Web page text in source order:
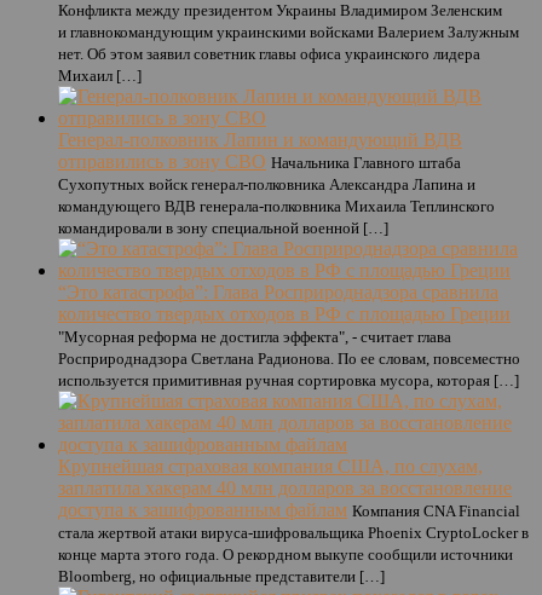
Конфликта между президентом Украины Владимиром Зеленским
и главнокомандующим украинскими войсками Валерием Залужным
нет. Об этом заявил советник главы офиса украинского лидера
Михаил […]
Генерал-полковник Лапин и командующий ВДВ
отправились в зону СВО Начальника Главного штаба
Сухопутных войск генерал-полковника Александра Лапина и
командующего ВДВ генерала-полковника Михаила Теплинского
командировали в зону специальной военной […]
“Это катастрофа”: Глава Росприроднадзора сравнила
количество твердых отходов в РФ с площадью Греции
"Мусорная реформа не достигла эффекта", - считает глава
Росприроднадзора Светлана Радионова. По ее словам, повсеместно
используется примитивная ручная сортировка мусора, которая […]
Крупнейшая страховая компания США, по слухам,
заплатила хакерам 40 млн долларов за восстановление
доступа к зашифрованным файлам Компания CNA Financial
стала жертвой атаки вируса-шифровальщика Phoenix CryptoLocker в
конце марта этого года. О рекордном выкупе сообщили источники
Bloomberg, но официальные представители […]